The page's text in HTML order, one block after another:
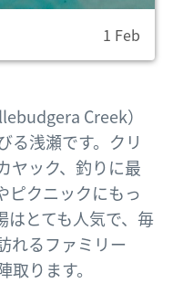
1 Feb
Creek）
る浅瀬です。クリ
ヤック、釣りに最
ピクニックにもっ
はとても人気で、毎
れるファミリー
ります。